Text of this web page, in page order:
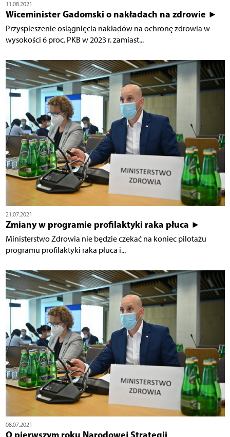
11.08.2021
Wiceminister Gadomski o nakładach na zdrowie ►
Przyspieszenie osiągnięcia nakładów na ochronę zdrowia w
wysokości 6 proc. PKB w 2023 r. zamiast...
21.07.2021
Zmiany w programie profilaktyki raka płuca ►
Ministerstwo Zdrowia nie będzie czekać na koniec pilotażu
programu profilaktyki raka płuca i...
08.07.2021
O pierwszym roku Narodowej Strategii